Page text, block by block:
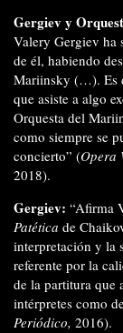
Gergiev y
Valery Gergiev ha
de él, habiendo
Mariinsky (…). Es
que asiste a algo
Orquesta del
como siempre se
concierto” (Opera
2018).
Gergiev: “Afirma
Patética de
interpretación y la
referente por la
de la partitura que
intérpretes como
Periódico, 2016).